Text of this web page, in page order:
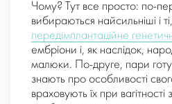
Чому? Тут все просто: по-
вибираються найсильніші і
передімплантаційне
ембріони і, як наслідок,
малюки. По-друге, пари
знають про особливості
враховують їх при вагітності